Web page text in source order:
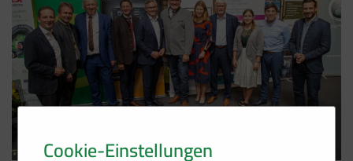
Cookie-Einstellungen